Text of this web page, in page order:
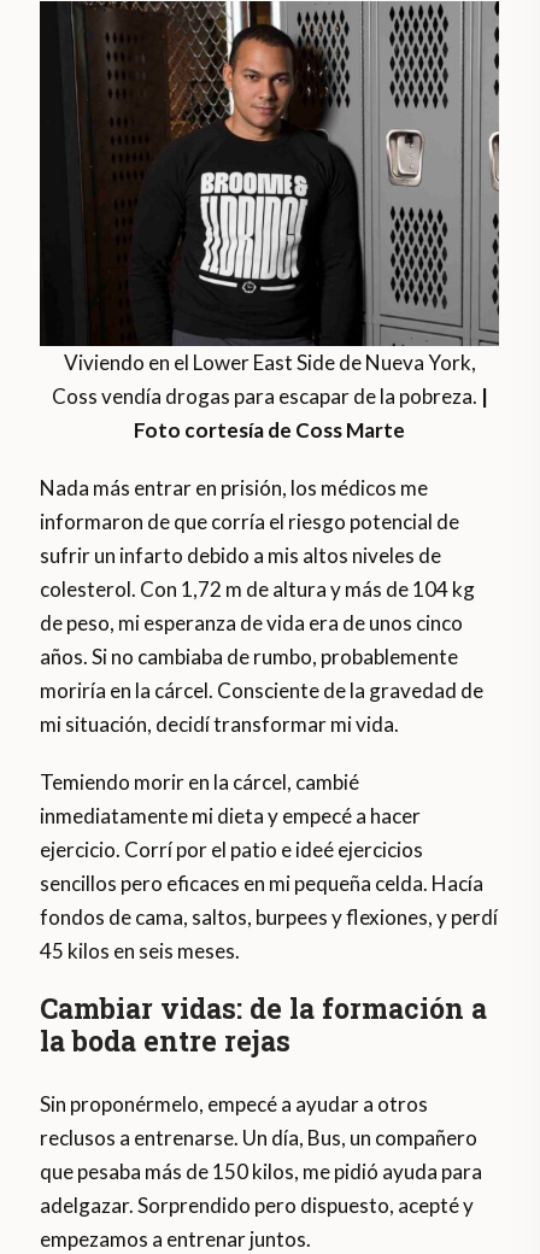
Viviendo en el Lower East Side de Nueva York,
Coss vendía drogas para escapar de la pobreza. |
Foto cortesía de Coss Marte
Nada más entrar en prisión, los médicos me
informaron de que corría el riesgo potencial de
sufrir un infarto debido a mis altos niveles de
colesterol. Con 1,72 m de altura y más de 104 kg
de peso, mi esperanza de vida era de unos cinco
años. Si no cambiaba de rumbo, probablemente
moriría en la cárcel. Consciente de la gravedad de
mi situación, decidí transformar mi vida.
Temiendo morir en la cárcel, cambié
inmediatamente mi dieta y empecé a hacer
ejercicio. Corrí por el patio e ideé ejercicios
sencillos pero eficaces en mi pequeña celda. Hacía
fondos de cama, saltos, burpees y flexiones, y perdí
45 kilos en seis meses.
Cambiar vidas: de la formación a
la boda entre rejas
Sin proponérmelo, empecé a ayudar a otros
reclusos a entrenarse. Un día, Bus, un compañero
que pesaba más de 150 kilos, me pidió ayuda para
adelgazar. Sorprendido pero dispuesto, acepté y
empezamos a entrenar juntos.